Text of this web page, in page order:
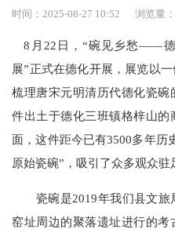
时间：2025-08-27 10:52 浏览量
8月22日，“碗见乡愁——德
展”正式在德化开展，展览以
梳理唐宋元明清历代德化瓷
件出土于德化三班镇格梓山
面，这件距今已有3500多年历
原始瓷碗”，吸引了众多观众驻
瓷碗是2019年我们县文旅
窑址周边的聚落遗址进行的